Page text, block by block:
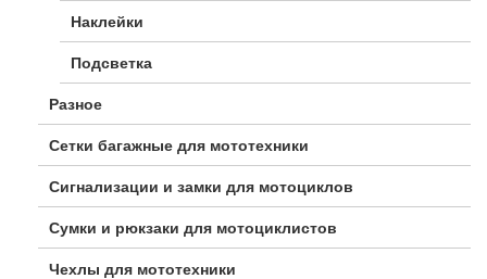
Наклейки
Подсветка
Разное
Сетки багажные для мототехники
Сигнализации и замки для мотоциклов
Сумки и рюкзаки для мотоциклистов
Чехлы для мототехники